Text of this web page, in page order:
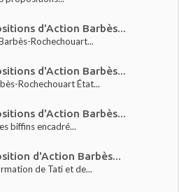
d'Action Barbès...
Rochechouart...
d'Action Barbès...
Rochechouart État...
d'Action Barbès...
biffins encadré...
d'Action Barbès...
de Tati et de...